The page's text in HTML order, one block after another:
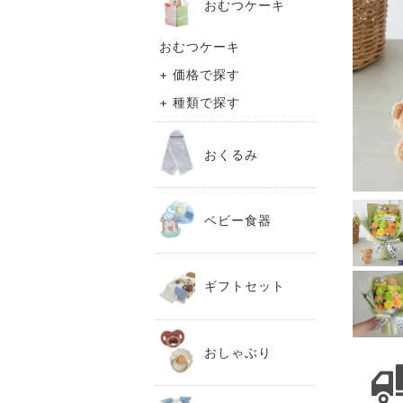
おむつケーキ
おむつケーキ
+ 価格で探す
+ 種類で探す
おくるみ
ベビー食器
ギフトセット
おしゃぶり